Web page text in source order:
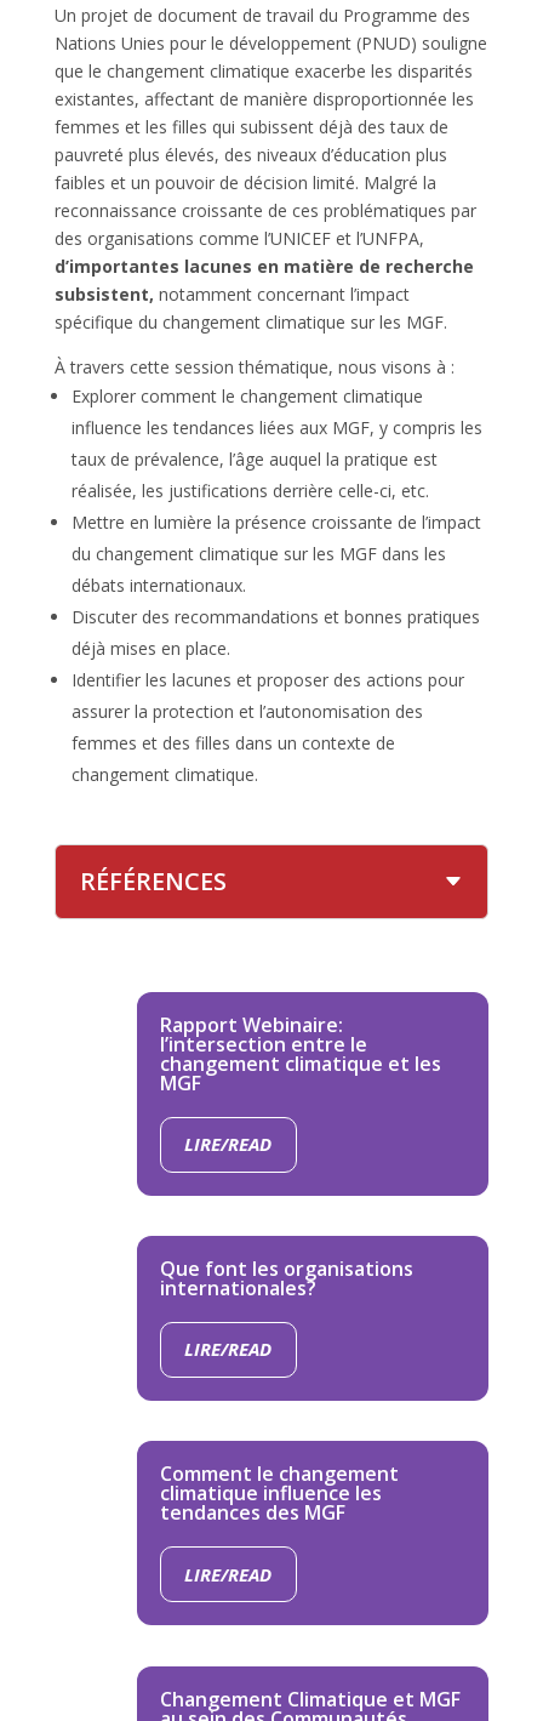
Un projet de document de travail du Programme des
Nations Unies pour le développement (PNUD) souligne
que le changement climatique exacerbe les disparités
existantes, affectant de manière disproportionnée les
femmes et les filles qui subissent déjà des taux de
pauvreté plus élevés, des niveaux d’éducation plus
faibles et un pouvoir de décision limité. Malgré la
reconnaissance croissante de ces problématiques par
des organisations comme l’UNICEF et l’UNFPA,
d’importantes lacunes en matière de recherche
subsistent, notamment concernant l’impact
spécifique du changement climatique sur les MGF.
À travers cette session thématique, nous visons à :
Explorer comment le changement climatique
influence les tendances liées aux MGF, y compris les
taux de prévalence, l’âge auquel la pratique est
réalisée, les justifications derrière celle-ci, etc.
Mettre en lumière la présence croissante de l’impact
du changement climatique sur les MGF dans les
débats internationaux.
Discuter des recommandations et bonnes pratiques
déjà mises en place.
Identifier les lacunes et proposer des actions pour
assurer la protection et l’autonomisation des
femmes et des filles dans un contexte de
changement climatique.
RÉFÉRENCES
Rapport Webinaire:
l’intersection entre le
changement climatique et les
MGF
LIRE/READ
Que font les organisations
internationales?
LIRE/READ
Comment le changement
climatique influence les
tendances des MGF
LIRE/READ
Changement Climatique et MGF